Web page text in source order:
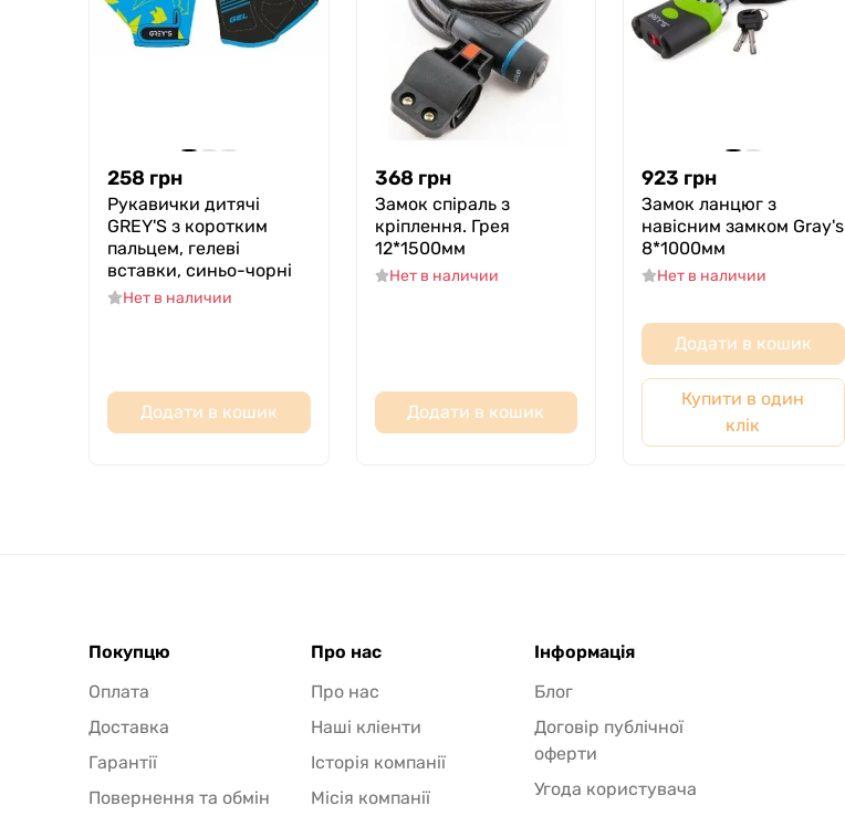
258 грн
Рукавички дитячі
GREY'S з коротким
пальцем, гелеві
вставки, синьо-чорні
Нет в наличии
Додати в кошик
368 грн
Замок спіраль з
кріплення. Грея
12*1500мм
Нет в наличии
Додати в кошик
923 грн
Замок ланцюг з
навісним замком Gray's
8*1000мм
Нет в наличии
Додати в кошик
Купити в один
клік
Покупцю
Оплата
Доставка
Гарантії
Повернення та обмін
Про нас
Про нас
Наші кліенти
Історія компанії
Місія компанії
Інформація
Блог
Договір публічної
оферти
Угода користувача